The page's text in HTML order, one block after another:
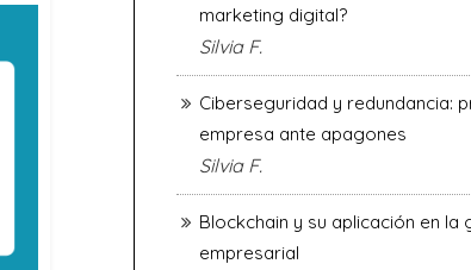
marketing digital?
Silvia F.
Ciberseguridad y redundancia:
empresa ante apagones
Silvia F.
Blockchain y su aplicación en la
empresarial